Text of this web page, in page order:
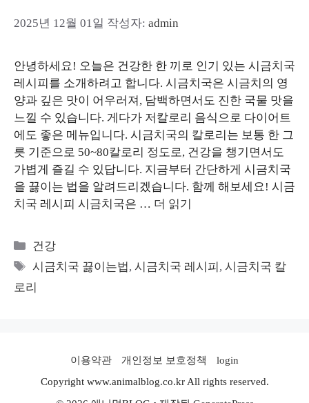
2025년 12월 01일 작성자: admin
안녕하세요! 오늘은 건강한 한 끼로 인기 있는 시금치국
레시피를 소개하려고 합니다. 시금치국은 시금치의 영
양과 깊은 맛이 어우러져, 담백하면서도 진한 국물 맛을
느낄 수 있습니다. 게다가 저칼로리 음식으로 다이어트
에도 좋은 메뉴입니다. 시금치국의 칼로리는 보통 한 그
릇 기준으로 50~80칼로리 정도로, 건강을 챙기면서도
가볍게 즐길 수 있답니다. 지금부터 간단하게 시금치국
을 끓이는 법을 알려드리겠습니다. 함께 해보세요! 시금
치국 레시피 시금치국은 … 더 읽기
카
테
리
건강
태
그
시금치국 끓이는법,시금치국 레시피 ,시금치국 칼
로리
이용약관 개인정보 보호정책
login
Copyright www.animalblog.co.kr All rights reserved.